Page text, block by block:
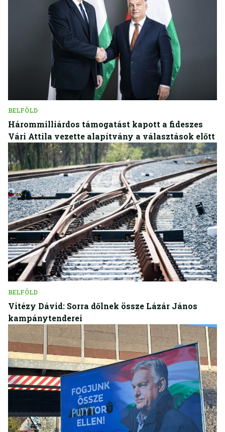
BELFÖLD
Hárommilliárdos támogatást kapott a fideszes
Vári Attila vezette alapítvány a választások előtt
BELFÖLD
Vitézy Dávid: Sorra dőlnek össze Lázár János
kampánytenderei